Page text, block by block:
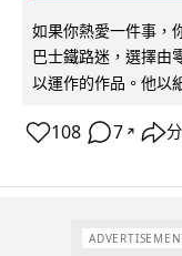
如果你熱愛一件事，
巴士鐵路迷，選擇由
以運作的作品。他以
108 7 ↗